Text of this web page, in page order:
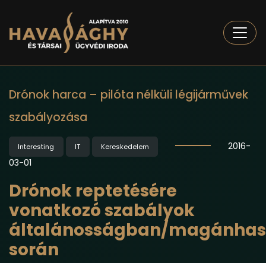
Drónok harca – pilóta nélküli légijárművek
szabályozása
Interesting IT Kereskedelem
2016-
03-01
Drónok reptetésére
vonatkozó szabályok
általánosságban/
során